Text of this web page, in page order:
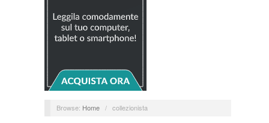
Browse: Home / collezionista